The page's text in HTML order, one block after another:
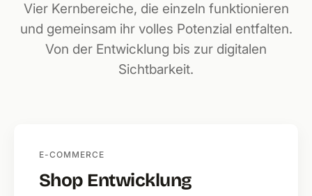
Vier Kernbereiche, die einzeln funktionieren
und gemeinsam ihr volles Potenzial entfalten.
Von der Entwicklung bis zur digitalen
Sichtbarkeit.
E-COMMERCE
Shop Entwicklung